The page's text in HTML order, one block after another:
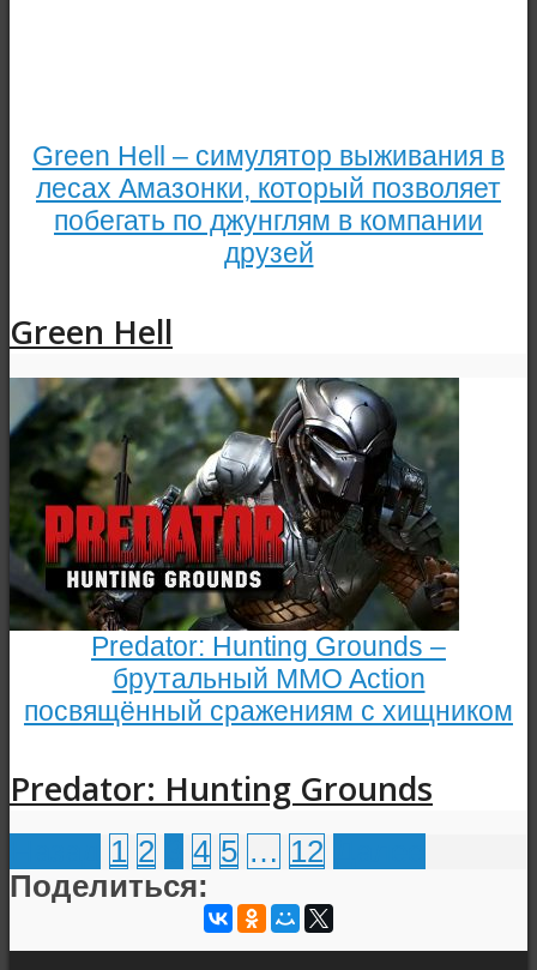
Green Hell – симулятор выживания в
лесах Амазонки, который позволяет
побегать по джунглям в компании
друзей
Green Hell
Predator: Hunting Grounds –
брутальный MMO Action
посвящённый сражениям с хищником
Predator: Hunting Grounds
1 2 4 5 … 12
Поделиться: